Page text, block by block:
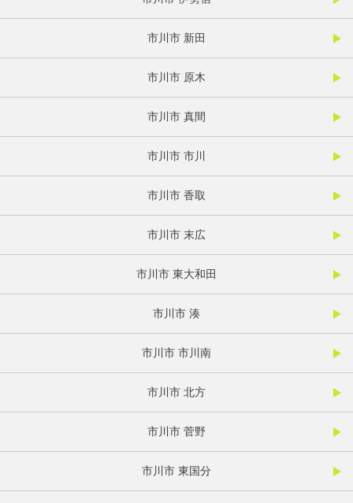
市川市 新田
市川市 原木
市川市 真間
市川市 市川
市川市 香取
市川市 末広
市川市 東大和田
市川市 湊
市川市 市川南
市川市 北方
市川市 菅野
市川市 東国分